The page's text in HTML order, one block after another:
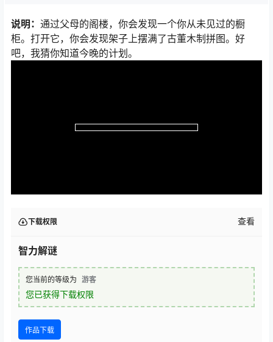
说明： 通过父母的阁楼，你会发现一个你从未见过的橱
柜。打开它，你会发现架子上摆满了古董木制拼图。好
吧，我猜你知道今晚的计划。
下载权限 查看
智力解谜
您当前的等级为 游客
您已获得下载权限
作品下载